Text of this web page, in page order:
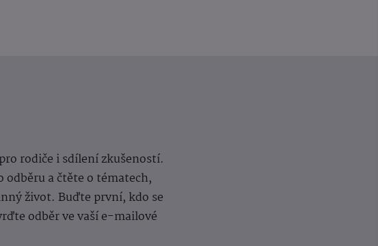
rodiče i sdílení zkušeností.
odběru a čtěte o tématech,
život. Buďte první, kdo se
odběr ve vaší e-mailové